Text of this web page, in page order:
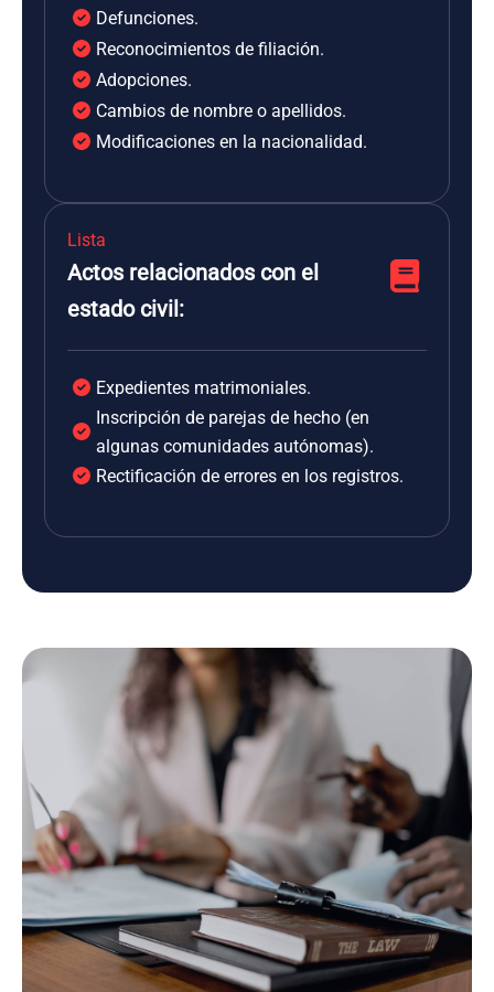
Defunciones.
Reconocimientos de filiación.
Adopciones.
Cambios de nombre o apellidos.
Modificaciones en la nacionalidad.
Lista
Actos relacionados con el
estado civil:
Expedientes matrimoniales.
Inscripción de parejas de hecho (en
algunas comunidades autónomas).
Rectificación de errores en los registros.